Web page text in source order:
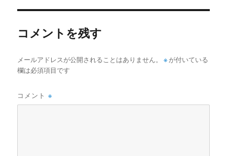
コメントを残す
メールアドレスが公開されることはありません。 ※ が付いている
欄は必須項目です
コメント※